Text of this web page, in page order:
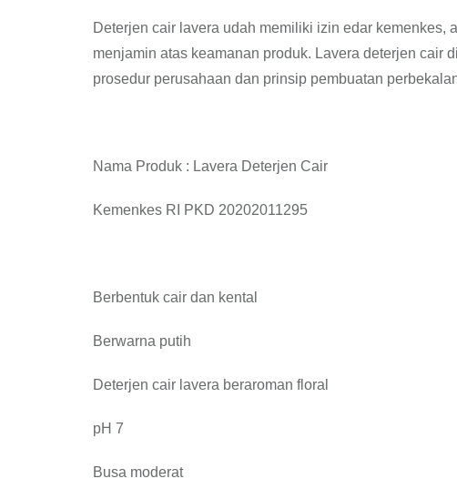
Deterjen cair lavera udah memiliki izin edar kemenkes,
menjamin atas keamanan produk. Lavera deterjen cair
prosedur perusahaan dan prinsip pembuatan
Nama Produk : Lavera Deterjen Cair
Kemenkes RI PKD 20202011295
Berbentuk cair dan kental
Berwarna putih
Deterjen cair lavera beraroman floral
pH 7
Busa moderat